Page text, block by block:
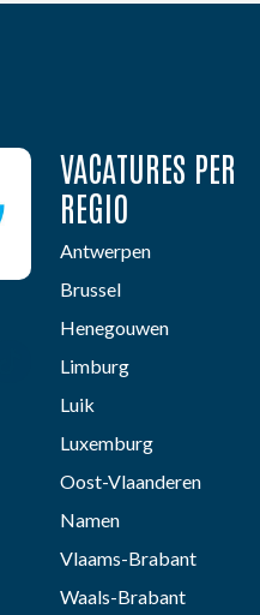
VACATURES PER
REGIO
Antwerpen
Brussel
Henegouwen
Limburg
Luik
Luxemburg
Oost-Vlaanderen
Namen
Vlaams-Brabant
Waals-Brabant